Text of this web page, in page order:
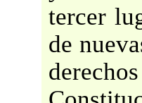
tercer
de